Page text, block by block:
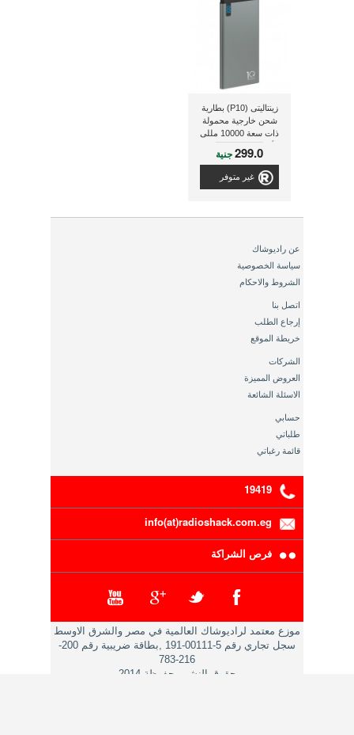
زينتاليتى (P10) بطارية
شحن خارجية محمولة
ذات سعة 10000 مللى
أمبير, ذو لون رمادى
299.0جنية
غير متوفر
عن راديوشاك
سياسة الخصوصية
الشروط والاحكام
اتصل بنا
إرجاع الطلب
خريطة الموقع
الشركات
العروض المميزة
الاسئلة الشائعة
حسابي
طلباتي
قائمة رغباتي
19419
info(at)radioshack.com.eg
فرص الشراكة
موزع معتمد لراديوشاك العالمية في مصر والشرق الاوسط
سجل تجاري رقم 5-00111-191 ,بطاقة ضريبية رقم 200-
216-783
حقوق النشر محفوظة 2014